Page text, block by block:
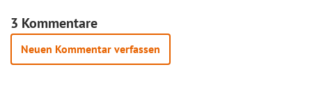
3 Kommentare
Neuen Kommentar verfassen